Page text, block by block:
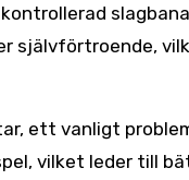
självförtroende,
ett vanligt
vilket leder till